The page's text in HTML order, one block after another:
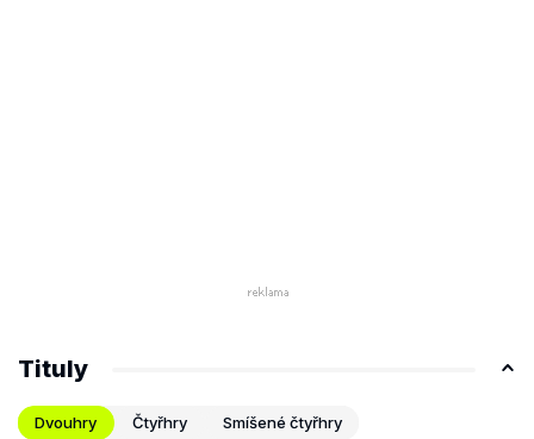
Tituly
Dvouhry Čtyřhry Smíšené čtyřhry